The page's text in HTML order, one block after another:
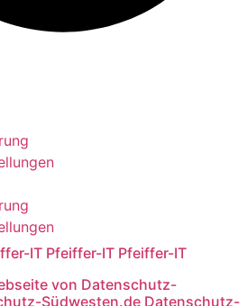
IT Pfeiffer-IT Pfeiffer-IT
von Datenschutz-
Südwesten.de Datenschutz-